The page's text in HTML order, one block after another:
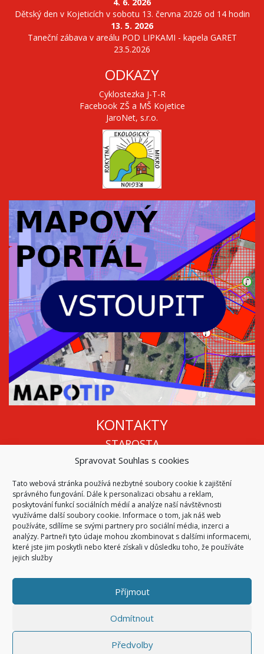
Spravovat Souhlas s cookies
Tato webová stránka používá nezbytné soubory cookie k zajištění
správného fungování. Dále k personalizaci obsahu a reklam,
poskytování funkcí sociálních médií a analýze naší návštěvnosti
využíváme další soubory cookie. Informace o tom, jak náš web
používáte, sdílíme se svými partnery pro sociální média, inzerci a
analýzy. Partneři tyto údaje mohou zkombinovat s dalšími informacemi,
které jste jim poskytli nebo které získali v důsledku toho, že používáte
jejich služby
Příjmout
Odmítnout
Předvolby
Dětský den v Kojeticích v sobotu 13. června 2026 od 14 hodin
13. 5. 2026
Taneční zábava v areálu POD LIPKAMI - kapela GARET
23.5.2026
ODKAZY
Cyklostezka J-T-R
Facebook ZŠ a MŠ Kojetice
JaroNet, s.r.o.
KONTAKTY
STAROSTA
Mgr. Roman Vala
info@oukojetice.cz
ÚŘEDNÍ HODINY
Po, St: 15:30 - 16:30
Všechny kontakty | Kde nás najdete
© 2026Obec Kojetice na Moravě
Všechna práva vyhrazena
Code & Design bySymphony Digital